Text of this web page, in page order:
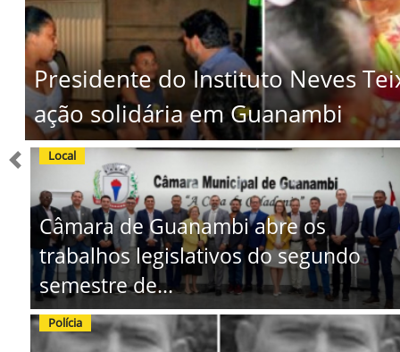
Presidente do Instituto Neves
ação solidária em Guanambi
Local
Câmara de Guanambi abre os
trabalhos legislativos do segundo
semestre de...
Polícia
Previous